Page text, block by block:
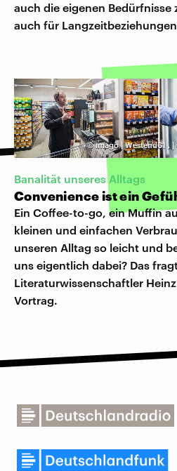
auch die eigenen Bedürfnisse
auch für
©imago | Westend61 , |
Banalität unseres Alltags
Convenience ist ein
Ein Coffee-to-go, ein Muffin
kleinen und einfachen
unseren Alltag so leicht und
uns eigentlich dabei? Das
Literaturwissenschaftler
Vortrag.